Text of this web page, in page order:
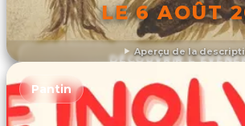
Aperçu de la
LE 6 AOÛT
DÉCOUVRIR
Pantin